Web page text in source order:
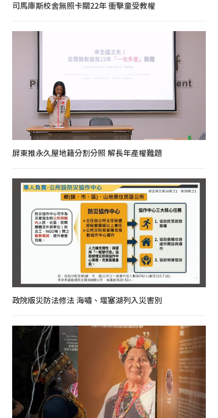
司馬庫斯校舍無照卡關22年 衝擊童受教權
屏東推永久屋地籍分割分照 解長年產權難題
政院版災防法修法 海嘯、堰塞湖列入災害別